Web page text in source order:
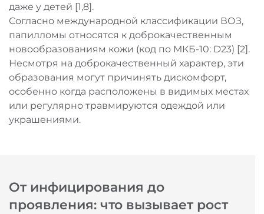
даже у детей [1,8].
Согласно международной классификации ВОЗ,
папилломы относятся к доброкачественным
новообразованиям кожи (код по МКБ-10: D23) [2].
Несмотря на доброкачественный характер, эти
образования могут причинять дискомфорт,
особенно когда расположены в видимых местах
или регулярно травмируются одеждой или
украшениями.
От инфицирования до
проявления: что вызывает рост